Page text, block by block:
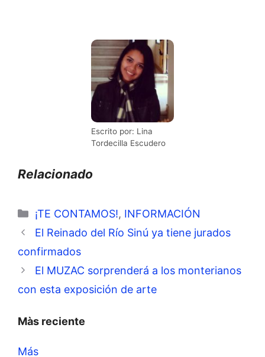
Escrito por: Lina
Tordecilla Escudero
Relacionado
Categorías
¡TE CONTAMOS!, INFORMACIÓN
El Reinado del Río Sinú ya tiene jurados
confirmados
El MUZAC sorprenderá a los monterianos
con esta exposición de arte
Màs reciente
Más